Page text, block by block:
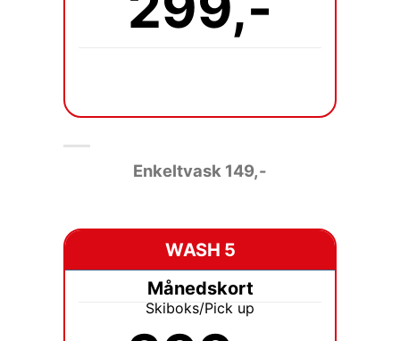
Enkeltvask 149,-
WASH 5
Månedskort
Skiboks/Pick up